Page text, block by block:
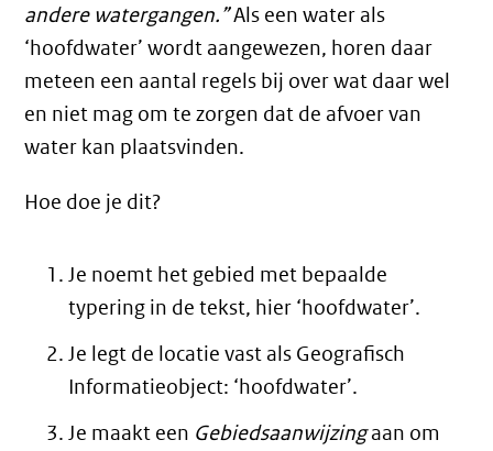
andere watergangen.”Als een water als
‘hoofdwater’ wordt aangewezen, horen daar
meteen een aantal regels bij over wat daar wel
en niet mag om te zorgen dat de afvoer van
water kan plaatsvinden.
Hoe doe je dit?
Je noemt het gebied met bepaalde
typering in de tekst, hier ‘hoofdwater’.
Je legt de locatie vast als Geografisch
Informatieobject: ‘hoofdwater’.
Je maakt een Gebiedsaanwijzingaan om